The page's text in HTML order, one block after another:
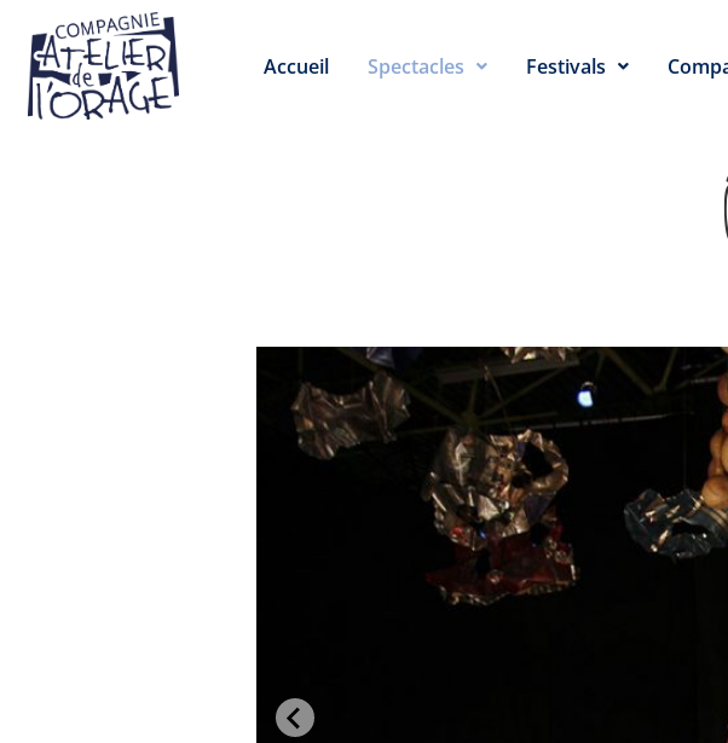
Accueil Spectacles Festivals